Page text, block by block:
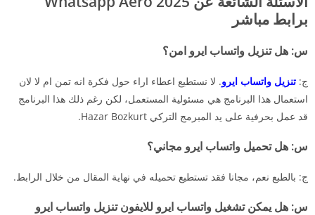
برابط مباشر
س: هل تنزيل واتساب ايرو امن؟
ج: تنزيل واتساب ايرو. لا نستطيع اعطاء اراء حول فكرة انه تمن ام لا لان
استعمال هذا البرنامج هي مسئولية المستعمل، لكن رغم ذلك هذا البرنامج
قد عمل بحرفية على يد المبرمج التركي Hazar Bozkurt.
س: هل تحميل واتساب ايرو مجاني؟
ج: بالطبع نعم، مجانا فقد تستطيع تحميله في نهاية المقال من خلال الرابط.
س: هل يمكن تشغيل واتساب ايرو للايفون تنزيل واتساب ايرو